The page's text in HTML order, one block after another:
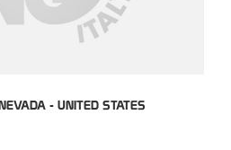
- UNITED STATES